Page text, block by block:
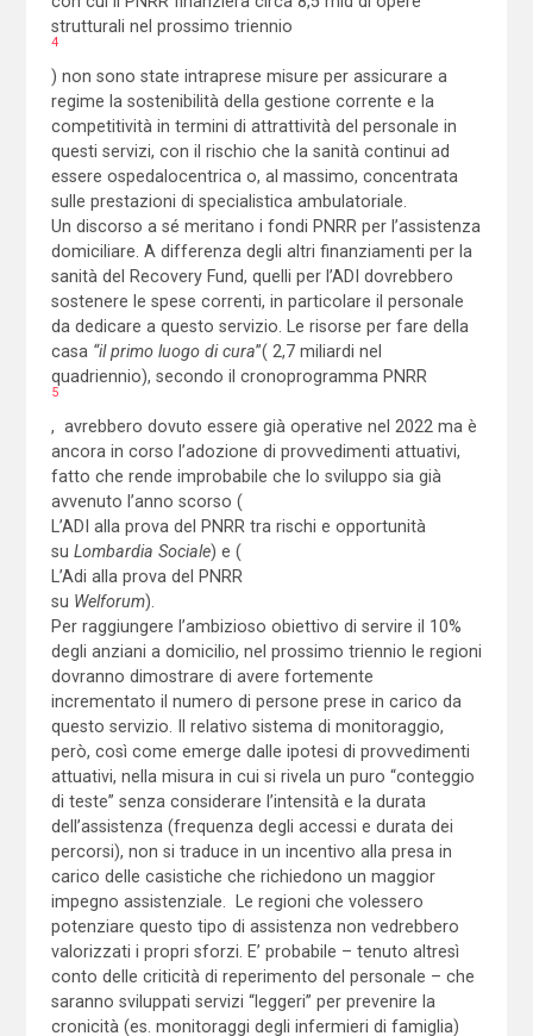
strutturali nel prossimo triennio
4
) non sono state intraprese misure per assicurare a
regime la sostenibilità della gestione corrente e la
competitività in termini di attrattività del personale in
questi servizi, con il rischio che la sanità continui ad
essere ospedalocentrica o, al massimo, concentrata
sulle prestazioni di specialistica ambulatoriale.
Un discorso a sé meritano i fondi PNRR per l’assistenza
domiciliare. A differenza degli altri finanziamenti per la
sanità del Recovery Fund, quelli per l’ADI dovrebbero
sostenere le spese correnti, in particolare il personale
da dedicare a questo servizio. Le risorse per fare della
casa “il primo luogo di cura”( 2,7 miliardi nel
quadriennio), secondo il cronoprogramma PNRR
5
, avrebbero dovuto essere già operative nel 2022 ma è
ancora in corso l’adozione di provvedimenti attuativi,
fatto che rende improbabile che lo sviluppo sia già
avvenuto l’anno scorso (
L’ADI alla prova del PNRR tra rischi e opportunità
su Lombardia Sociale) e (
L’Adi alla prova del PNRR
su Welforum).
Per raggiungere l’ambizioso obiettivo di servire il 10%
degli anziani a domicilio, nel prossimo triennio le regioni
dovranno dimostrare di avere fortemente
incrementato il numero di persone prese in carico da
questo servizio. Il relativo sistema di monitoraggio,
però, così come emerge dalle ipotesi di provvedimenti
attuativi, nella misura in cui si rivela un puro “conteggio
di teste” senza considerare l’intensità e la durata
dell’assistenza (frequenza degli accessi e durata dei
percorsi), non si traduce in un incentivo alla presa in
carico delle casistiche che richiedono un maggior
impegno assistenziale. Le regioni che volessero
potenziare questo tipo di assistenza non vedrebbero
valorizzati i propri sforzi. E’ probabile – tenuto altresì
conto delle criticità di reperimento del personale – che
saranno sviluppati servizi “leggeri” per prevenire la
cronicità (es. monitoraggi degli infermieri di famiglia)